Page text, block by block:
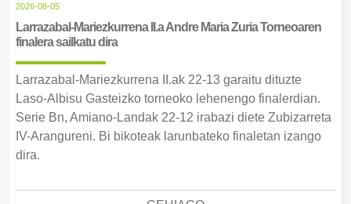
2026-08-05
Larrazabal-Mariezkurrena II.a Andre Maria Zuria Torneoaren
finalera sailkatu dira
Larrazabal-Mariezkurrena II.ak 22-13 garaitu dituzte
Laso-Albisu Gasteizko torneoko lehenengo finalerdian.
Serie Bn, Amiano-Landak 22-12 irabazi diete Zubizarreta
IV-Arangureni. Bi bikoteak larunbateko finaletan izango
dira.